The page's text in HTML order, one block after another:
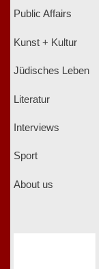
Public Affairs
Kunst + Kultur
Jüdisches Leben
Literatur
Interviews
Sport
About us